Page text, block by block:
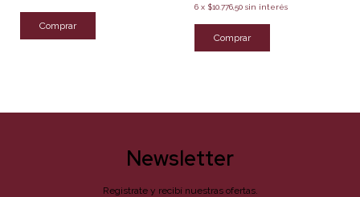
6 x $10.776,50 sin interés
Newsletter
Registrate y recibí nuestras ofertas.